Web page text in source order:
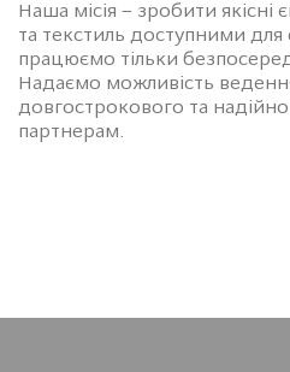
Наша місія – зробити якісні
та текстиль доступними
працюємо тільки
Надаємо можливість
довгострокового та
партнерам.